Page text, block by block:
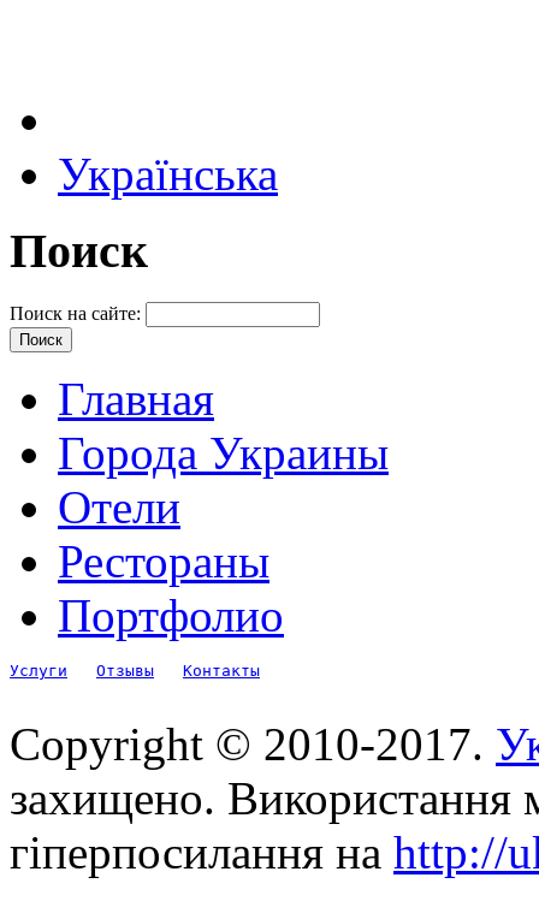
Українська
Поиск
Поиск на сайте:
Главная
Города Украины
Отели
Рестораны
Портфолио
Услуги Отзывы Контакты
Copyright © 2010-2017.
захищено. Використання
гіперпосилання на http://